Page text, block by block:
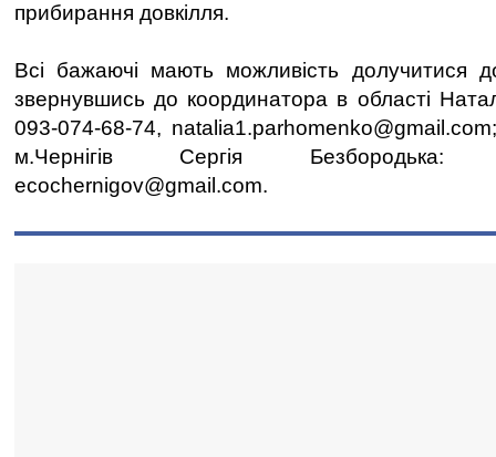
прибирання довкілля.
Всі бажаючі мають можливість долучитися
звернувшись до координатора в області
093-074-68-74,
м.Чернігів Сергія Безбородька:
ecochernigov@gmail.com.